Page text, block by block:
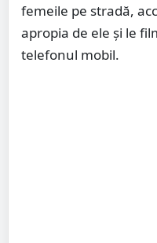
femeile pe stradă,
apropia de ele și le
telefonul mobil.